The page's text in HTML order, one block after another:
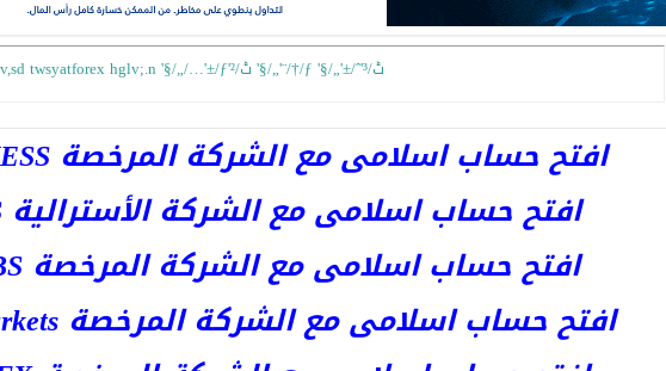
hgfk; hglv;.d hgv,sd twsyatforex hglv;.n '§/„/…'±/ƒ'²/ٹ '§/„'¨/†/ƒ '§/„'±/ˆ'³/ٹ
افتح حساب اسلامى مع الشركة المرخصة EXNESS
افتح حساب اسلامى مع الشركة الأسترالية XS
افتح حساب اسلامى مع الشركة المرخصة FBS
افتح حساب اسلامى مع الشركة المرخصة ICMarkets